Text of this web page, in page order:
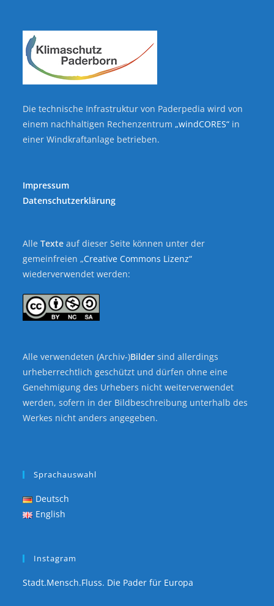
Die technische Infrastruktur von Paderpedia wird von
einem nachhaltigen Rechenzentrum„windCORES“ in
einer Windkraftanlage betrieben.
Impressum
Datenschutzerklärung
AlleTexte auf dieser Seite können unter der
gemeinfreien „Creative Commons Lizenz“
wiederverwendet werden:
Alle verwendeten (Archiv-)Bilder sind allerdings
urheberrechtlich geschützt und dürfen ohne eine
Genehmigung des Urhebers nicht weiterverwendet
werden, sofern in der Bildbeschreibung unterhalb des
Werkes nicht anders angegeben.
Sprachauswahl
Deutsch
English
Instagram
Stadt.Mensch.Fluss. Die Pader für Europa